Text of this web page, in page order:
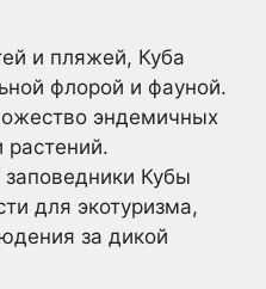
и пляжей, Куба
флорой и фауной.
эндемичных
растений.
Кубы
для экотуризма,
за дикой